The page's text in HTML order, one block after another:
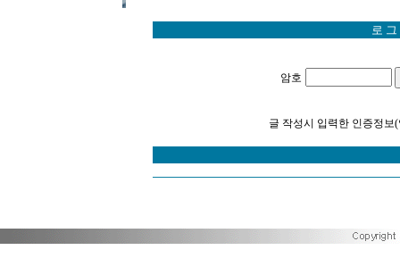
로 그
암호
글 작성시 입력한 인증정보